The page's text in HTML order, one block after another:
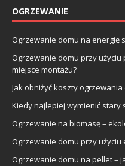
OGRZEWANIE
Ogrzewanie domu na energię
Ogrzewanie domu przy użyciu
miejsce montażu?
Jak obniżyć koszty
Kiedy najlepiej wymienić stary
Ogrzewanie na biomasę –
Ogrzewanie domu przy użyciu
Ogrzewanie domu na pellet –